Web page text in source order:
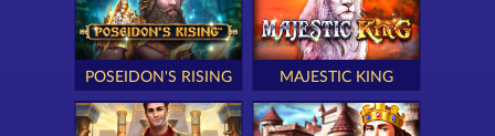
POSEIDON'S RISING MAJESTIC KING